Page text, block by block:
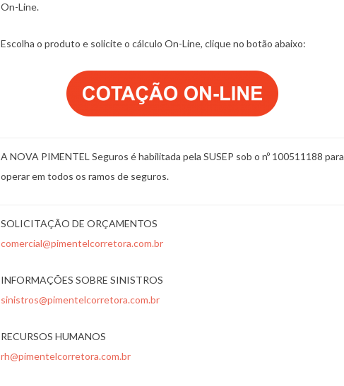
On-Line.
Escolha o produto e solicite o cálculo On-Line, clique no botão abaixo:
A NOVA PIMENTEL Seguros é habilitada pela SUSEP sob o nº 100511188 para
operar em todos os ramos de seguros.
SOLICITAÇÃO DE ORÇAMENTOS
comercial@pimentelcorretora.com.br
INFORMAÇÕES SOBRE SINISTROS
sinistros@pimentelcorretora.com.br
RECURSOS HUMANOS
rh@pimentelcorretora.com.br